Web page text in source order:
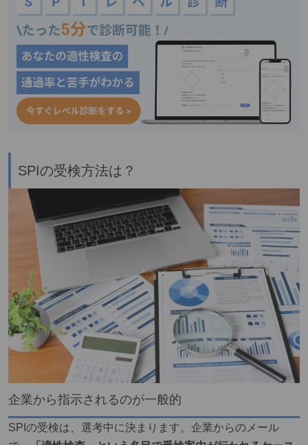
SPIの受検方法は？
企業から指示されるのが一般的
SPIの受検は、選考中に決まります。企業からのメール